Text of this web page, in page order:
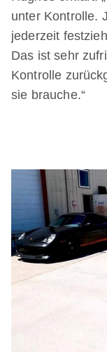
unter Kontrolle.
jederzeit
Das ist sehr
Kontrolle
sie brauche.“